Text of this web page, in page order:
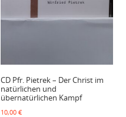
CD Pfr. Pietrek – Der Christ im
natürlichen und
übernatürlichen Kampf
10,00 €